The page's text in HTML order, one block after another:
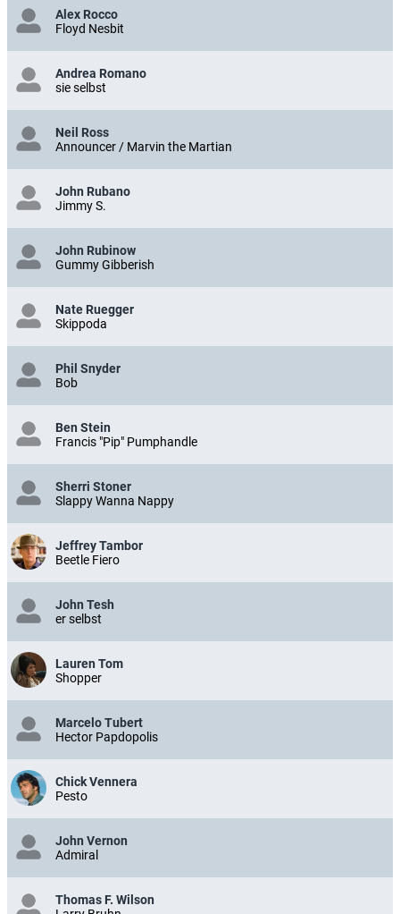
Alex Rocco
Floyd Nesbit
Andrea Romano
sie selbst
Neil Ross
Announcer / Marvin the Martian
John Rubano
Jimmy S.
John Rubinow
Gummy Gibberish
Nate Ruegger
Skippoda
Phil Snyder
Bob
Ben Stein
Francis "Pip" Pumphandle
Sherri Stoner
Slappy Wanna Nappy
Jeffrey Tambor
Beetle Fiero
John Tesh
er selbst
Lauren Tom
Shopper
Marcelo Tubert
Hector Papdopolis
Chick Vennera
Pesto
John Vernon
Admiral
Thomas F. Wilson